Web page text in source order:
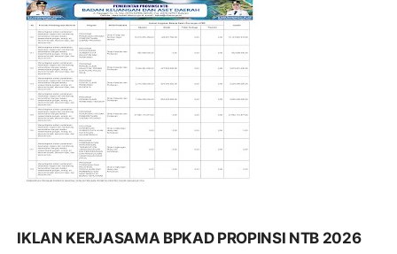
IKLAN KERJASAMA BPKAD PROPINSI NTB 2026